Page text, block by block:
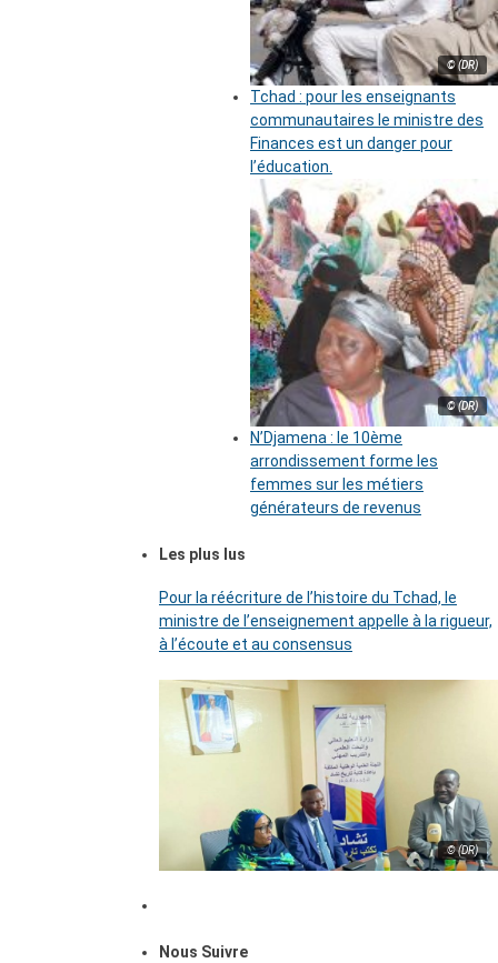
© (DR)
Tchad : pour les enseignants
communautaires le ministre des
Finances est un danger pour
l’éducation.
© (DR)
N’Djamena : le 10ème
arrondissement forme les
femmes sur les métiers
générateurs de revenus
Les plus lus
Pour la réécriture de l’histoire du Tchad, le
ministre de l’enseignement appelle à la rigueur,
à l’écoute et au consensus
© (DR)
Nous Suivre